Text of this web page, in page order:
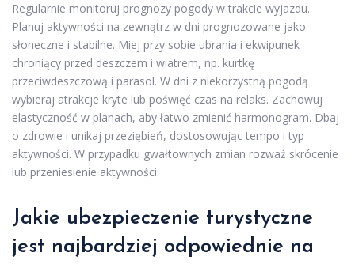
Regularnie monitoruj prognozy pogody w trakcie wyjazdu.
Planuj aktywności na zewnątrz w dni prognozowane jako
słoneczne i stabilne. Miej przy sobie ubrania i ekwipunek
chroniący przed deszczem i wiatrem, np. kurtkę
przeciwdeszczową i parasol. W dni z niekorzystną pogodą
wybieraj atrakcje kryte lub poświęć czas na relaks. Zachowuj
elastyczność w planach, aby łatwo zmienić harmonogram. Dbaj
o zdrowie i unikaj przeziębień, dostosowując tempo i typ
aktywności. W przypadku gwałtownych zmian rozważ skrócenie
lub przeniesienie aktywności.
Jakie ubezpieczenie turystyczne
jest najbardziej odpowiednie na